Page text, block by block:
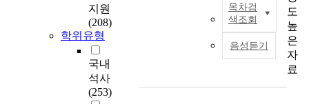
지원
(208)
학위유형
국내
석사
(253)
100개씩
목차검
색조회
음성듣기
도
높
은
자
료